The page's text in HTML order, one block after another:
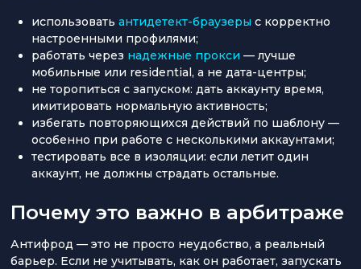
использоватьантидетект-браузеры с корректно
настроенными профилями;
работать через надежные прокси — лучше
мобильные или residential, а не дата-центры;
не торопиться с запуском: дать аккаунту время,
имитировать нормальную активность;
избегать повторяющихся действий по шаблону —
особенно при работе с несколькими аккаунтами;
тестировать все в изоляции: если летит один
аккаунт, не должны страдать остальные.
Почему это важно в арбитраже
Антифрод — это не просто неудобство, а реальный
барьер. Если не учитывать, как он работает, запускать